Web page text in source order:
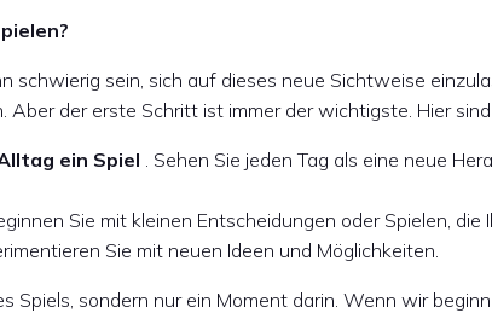
schwierig sein, sich auf dieses neue Sichtweise
Aber der erste Schritt ist immer der wichtigste. Hier
ein Spiel . Sehen Sie jeden Tag als eine neue
Sie mit kleinen Entscheidungen oder Spielen, die
Sie mit neuen Ideen und Möglichkeiten.
Spiels, sondern nur ein Moment darin. Wenn wir